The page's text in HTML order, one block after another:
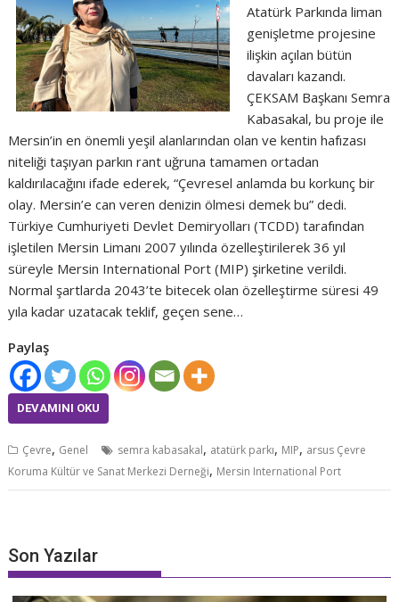
Atatürk Parkında liman
genişletme projesine
ilişkin açılan bütün
davaları kazandı.
ÇEKSAM Başkanı Semra
Kabasakal, bu proje ile
Mersin’in en önemli yeşil alanlarından olan ve kentin hafızası
niteliği taşıyan parkın rant uğruna tamamen ortadan
kaldırılacağını ifade ederek, “Çevresel anlamda bu korkunç bir
olay. Mersin’e can veren denizin ölmesi demek bu” dedi.
Türkiye Cumhuriyeti Devlet Demiryolları (TCDD) tarafından
işletilen Mersin Limanı 2007 yılında özelleştirilerek 36 yıl
süreyle Mersin International Port (MIP) şirketine verildi.
Normal şartlarda 2043’te bitecek olan özelleştirme süresi 49
yıla kadar uzatacak teklif, geçen sene…
Paylaş
DEVAMINI OKU
Çevre, Genel semra kabasakal, atatürk parkı, MIP, arsus Çevre
Koruma Kültür ve Sanat Merkezi Derneği, Mersin International Port
Son Yazılar